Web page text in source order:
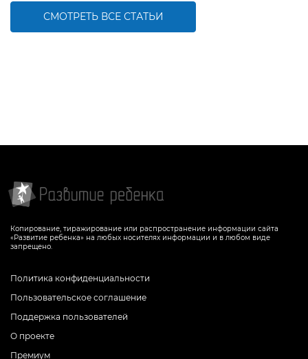
СМОТРЕТЬ ВСЕ СТАТЬИ
Копирование, тиражирование или распространение информации сайта
«Развитие ребенка» на любых носителях информации и в любом виде
запрещено.
Политика конфиденциальности
Пользовательское соглашение
Поддержка пользователей
О проекте
Премиум